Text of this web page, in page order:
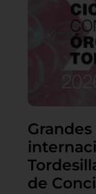
de